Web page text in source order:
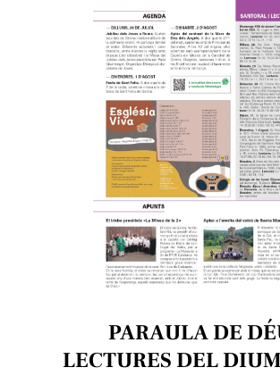
PARAULA DE
LECTURES DEL